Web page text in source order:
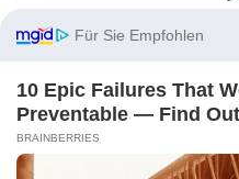
Aktien ATX DAX EuroStoxx 50
Für Sie Empfohlen
10 Epic Failures That
Preventable — Find Out
BRAINBERRIES